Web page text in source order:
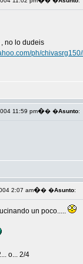
no lo dudeis
ph/
11:59 pm�� �Asunto:
2:07 am�� �Asunto:
un poco.....
o... 2/4